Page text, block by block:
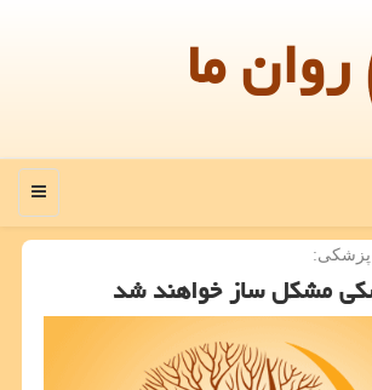
روان ما
منو
پزشكی:
مشكل ساز خواهند شد